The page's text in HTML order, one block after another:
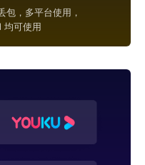
包，多平台使用，
均可使用